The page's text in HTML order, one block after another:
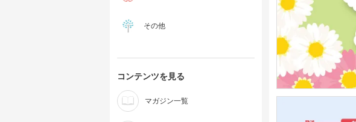
その他
コンテンツを見る
マガジン一覧